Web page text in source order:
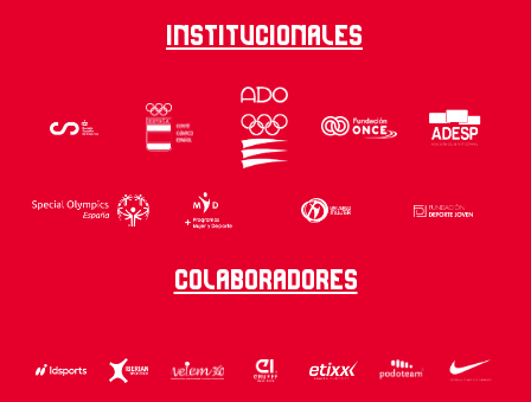
Institucionales
Colaboradores